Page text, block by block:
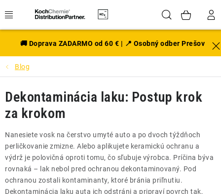
na
Hľadať
EXTERIÉR
DISKY A PNEU
INTERIÉR
PRÍSLUŠENSTVO
VÔNE DO AUTA
VÝHODNÉ SADY
🚚 Doprava ZADARMO od 60 € | 📍 Osobný odber Prešov
Blog
Dekontaminácia laku: Postup krok
za krokom
Nanesiete vosk na čerstvo umyté auto a po dvoch týždňoch
perličkovanie zmizne. Alebo aplikujete keramickú ochranu a
výdrž je polovičná oproti tomu, čo sľubuje výrobca. Príčina býva
rovnaká – lak nebol pred ochranou dekontaminovaný. Pod
ochranou zostali kontaminanty, ktoré bránia priľnutiu.
Dekontaminácia laku auta ich odstráni a pripraví povrch tak,